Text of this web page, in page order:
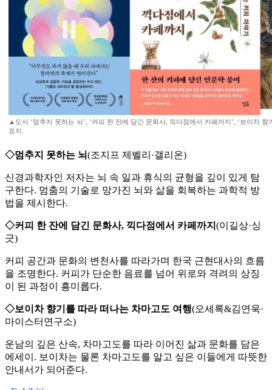
▲도서 ‘멈추지 못하는 뇌’, ‘커피 한 잔에 담긴 문화사, 끽다점에서 카페까지’, ‘보이차
표지.
◇멈추지 못하는 뇌(조지프 제벨리·갤리온)
신경과학자인 저자는 뇌 속 일과 휴식의 균형을 깊이 있게 탐
구한다. 멈춤의 기술로 망가진 뇌와 삶을 회복하는 과학적 방
법을 제시한다.
◇커피 한 잔에 담긴 문화사, 끽다점에서 카페까지 (이길상·싱
긋)
커피 공간과 문화의 변천사를 따라가며 한국 근현대사의 흐름
을 조명한다. 커피가 단순한 음료를 넘어 위로와 격려의 상징
이 된 과정이 흥미롭다.
◇보이차 향기를 따라 떠나는 차마고도 여행(오세록&김연욱·
마이스터연구소)
운남의 깊은 산속, 차마고도를 따라 이어진 삶과 문화를 담은
에세이. 보이차는 물론 차마고도를 알고 싶은 이들에게 따뜻한
안내서가 되어준다.